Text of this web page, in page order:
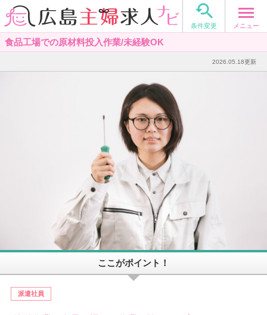

条件変更 メニュー
食品工場での原材料投入作業/未経験OK
2026.05.18更新
ここがポイント！
派遣社員